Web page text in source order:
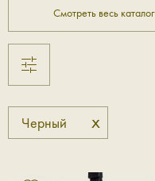
Смотреть весь каталог
Черный x